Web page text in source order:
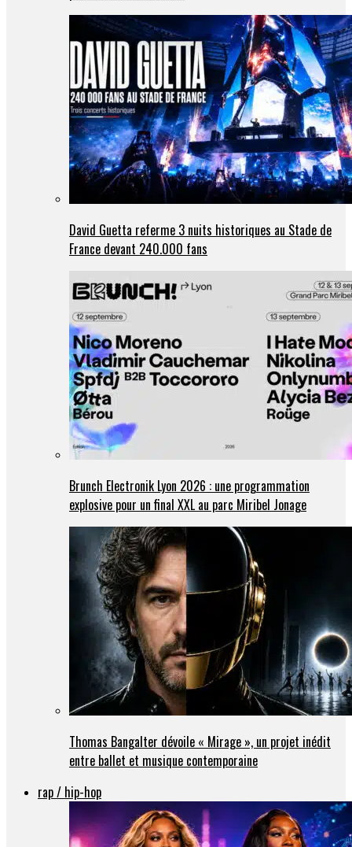
David Guetta referme 3 nuits historiques au Stade de
France devant 240.000 fans
Brunch Electronik Lyon 2026 : une programmation
explosive pour un final XXL au parc Miribel Jonage
Thomas Bangalter dévoile « Mirage », un projet inédit
entre ballet et musique contemporaine
rap / hip-hop